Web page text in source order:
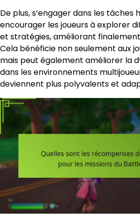
De plus, s’engager dans les
encourager les joueurs à explorer
et stratégies, améliorant
Cela bénéficie non seulement aux
mais peut également améliorer la
dans les environnements
deviennent plus polyvalents et